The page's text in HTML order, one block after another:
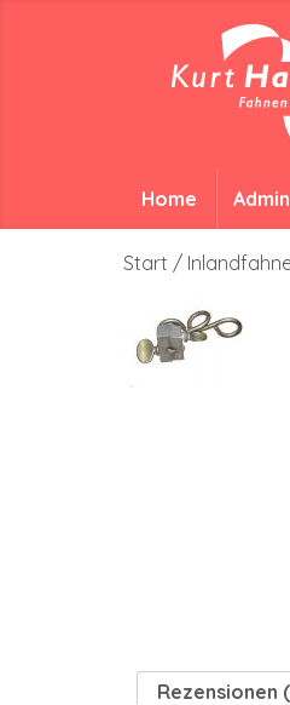
Home
Start /
Rezensionen